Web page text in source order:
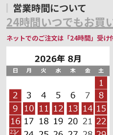
営業時間について
24時間いつでもお買
ネットでのご注文は「24時間」受け